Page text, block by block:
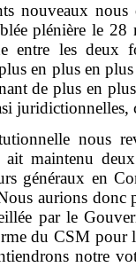
nouveaux
plénière le
entre les deux
en plus en
de plus en
juridictionnelles,
nous
ait maintenu
généraux en
aurions
par le
du CSM pour
notre